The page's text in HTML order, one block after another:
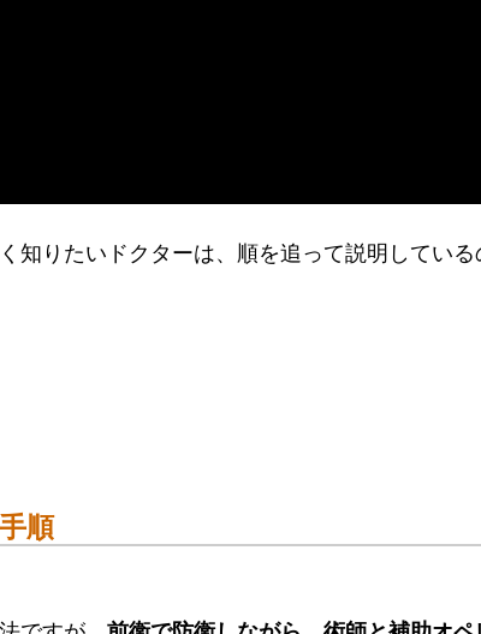
知りたいドクターは、順を追って説明している
順